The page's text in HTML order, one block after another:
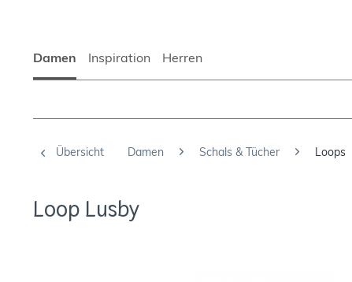
Damen Inspiration Herren
Übersicht Damen Schals & Tücher Loops
Loop Lusby